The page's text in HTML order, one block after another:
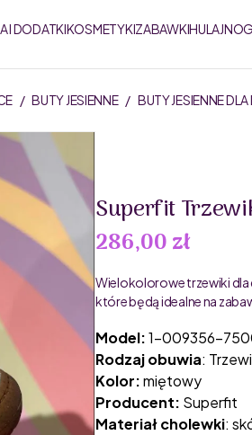
I DODATKIKOSMETYKIZABAWKI
/ BUTY JESIENNE / BUTY JESIENNE
Superfit
286,00 zł
Wielokolorowe trzewiki
które będą idealne na
Model:1-009356-
Rodzaj obuwia:
Kolor:miętowy
Producent: Superfit
Materiał cholewki: